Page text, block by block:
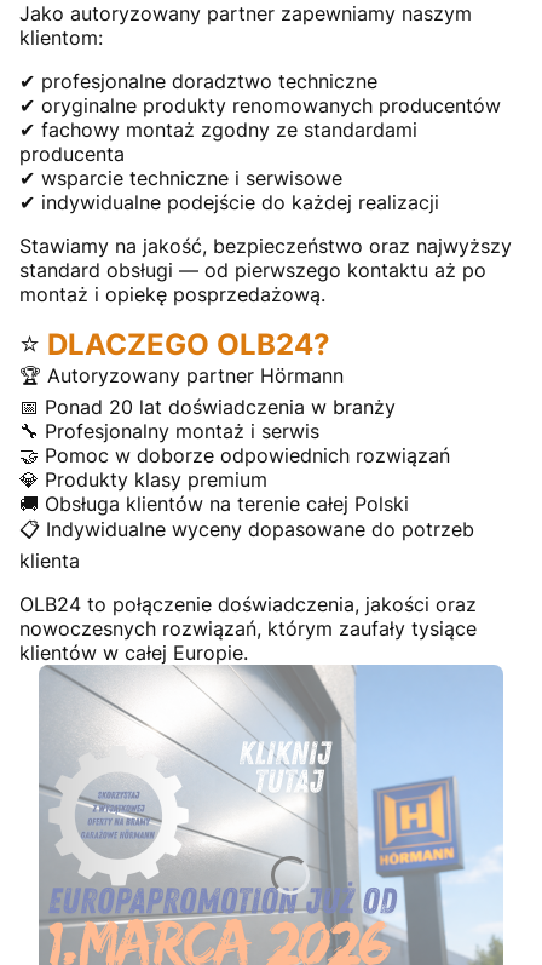
Jako autoryzowany partner zapewniamy naszym
klientom:
✔ profesjonalne doradztwo techniczne
✔ oryginalne produkty renomowanych producentów
✔ fachowy montaż zgodny ze standardami
producenta
✔ wsparcie techniczne i serwisowe
✔ indywidualne podejście do każdej realizacji
Stawiamy na jakość, bezpieczeństwo oraz najwyższy
standard obsługi — od pierwszego kontaktu aż po
montaż i opiekę posprzedażową.
⭐ DLACZEGO OLB24?
🏆 Autoryzowany partner Hörmann
📅 Ponad 20 lat doświadczenia w branży
🔧 Profesjonalny montaż i serwis
🤝 Pomoc w doborze odpowiednich rozwiązań
💎 Produkty klasy premium
🚚 Obsługa klientów na terenie całej Polski
📋 Indywidualne wyceny dopasowane do potrzeb
klienta
OLB24 to połączenie doświadczenia, jakości oraz
nowoczesnych rozwiązań, którym zaufały tysiące
klientów w całej Europie.